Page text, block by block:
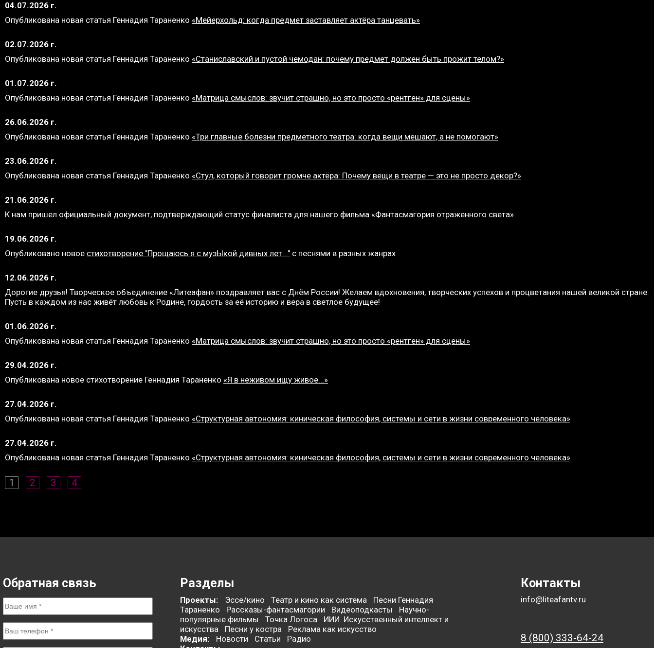
04.07.2026 г.
Опубликована новая статья Геннадия Тараненко «Мейерхольд: когда предмет заставляет актёра танцевать»
02.07.2026 г.
Опубликована новая статья Геннадия Тараненко «Станиславский и пустой чемодан: почему предмет должен быть прожит телом?»
01.07.2026 г.
Опубликована новая статья Геннадия Тараненко «Матрица смыслов: звучит страшно, но это просто «рентген» для сцены»
26.06.2026 г.
Опубликована новая статья Геннадия Тараненко «Три главные болезни предметного театра: когда вещи мешают, а не помогают»
23.06.2026 г.
Опубликована новая статья Геннадия Тараненко «Стул, который говорит громче актёра: Почему вещи в театре — это не просто декор?»
21.06.2026 г.
К нам пришел официальный документ, подтверждающий статус финалиста для нашего фильма «Фантасмагория отраженного света»
19.06.2026 г.
Опубликовано новое стихотворение "Прощаюсь я с музЫкой дивных лет..." с песнями в разных жанрах
12.06.2026 г.
Дорогие друзья! Творческое объединение «Литеафан» поздравляет вас с Днём России! Желаем вдохновения, творческих успехов и процветания нашей великой стране.
Пусть в каждом из нас живёт любовь к Родине, гордость за её историю и вера в светлое будущее!
01.06.2026 г.
Опубликована новая статья Геннадия Тараненко «Матрица смыслов: звучит страшно, но это просто «рентген» для сцены»
29.04.2026 г.
Опубликована новое стихотворение Геннадия Тараненко «Я в неживом ищу живое...»
27.04.2026 г.
Опубликована новая статья Геннадия Тараненко «Структурная автономия: киническая философия, системы и сети в жизни современного человека»
27.04.2026 г.
Опубликована новая статья Геннадия Тараненко «Структурная автономия: киническая философия, системы и сети в жизни современного человека»
1 2 3 4
Обратная связь Разделы
Проекты: Эссе/кино Театр и кино как система
Песни Геннадия
Тараненко
Рассказы-фантасмагории Видеоподкасты
Научно-
популярные фильмы
Точка Логоса
ИИИ. Искусственный интеллект и
искусства
Песни у костра
Реклама как искусство
Медия:
Новости Статьи
Радио
Контакты
info@liteafantv.ru
8 (800) 333-64-24